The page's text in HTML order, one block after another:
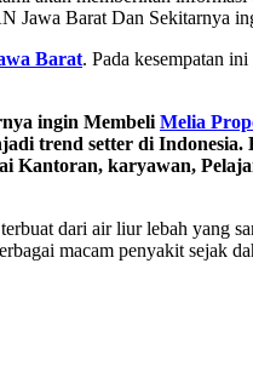
Jawa Barat Dan
Barat. Pada kesempatan
ingin Membeli Melia
trend setter di
Kantoran, karyawan,
dari air liur lebah yang
macam penyakit sejak